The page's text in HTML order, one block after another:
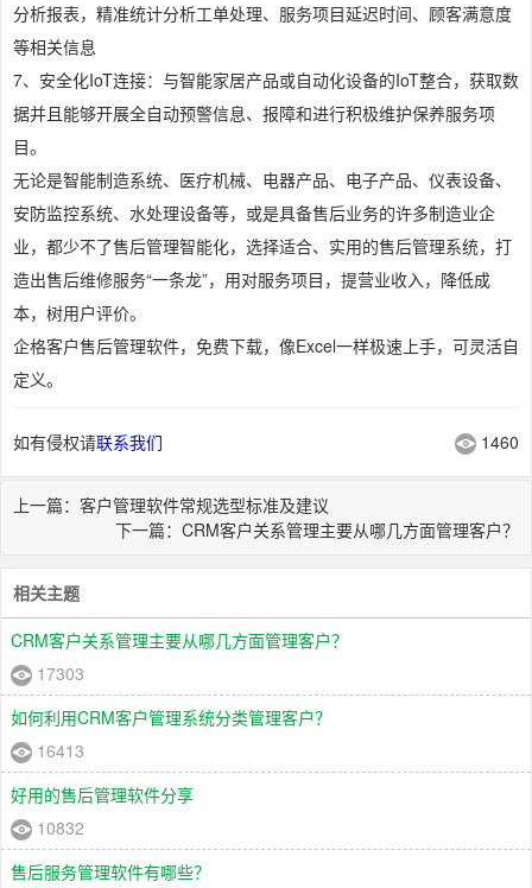
分析报表，精准统计分析工单处理、服务项目延迟时间、顾客满意度
等相关信息
7、安全化IoT连接：与智能家居产品或自动化设备的IoT整合，获取数
据并且能够开展全自动预警信息、报障和进行积极维护保养服务项
目。
无论是智能制造系统、医疗机械、电器产品、电子产品、仪表设备、
安防监控系统、水处理设备等，或是具备售后业务的许多制造业企
业，都少不了售后管理智能化，选择适合、实用的售后管理系统，打
造出售后维修服务“一条龙”，用对服务项目，提营业收入，降低成
本，树用户评价。
企格客户售后管理软件，免费下载，像Excel一样极速上手，可灵活自
定义。
如有侵权请联系我们 1460
上一篇：客户管理软件常规选型标准及建议
下一篇：CRM客户关系管理主要从哪几方面管理客户？
相关主题
CRM客户关系管理主要从哪几方面管理客户？
17303
如何利用CRM客户管理系统分类管理客户？
16413
好用的售后管理软件分享
10832
售后服务管理软件有哪些？